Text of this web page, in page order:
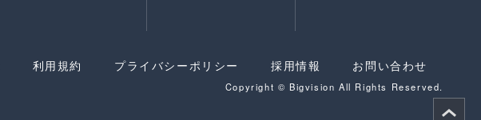
利用規約 プライバシーポリシー 採用情報 お問い合わせ
Copyright © Bigvision All Rights Reserved.